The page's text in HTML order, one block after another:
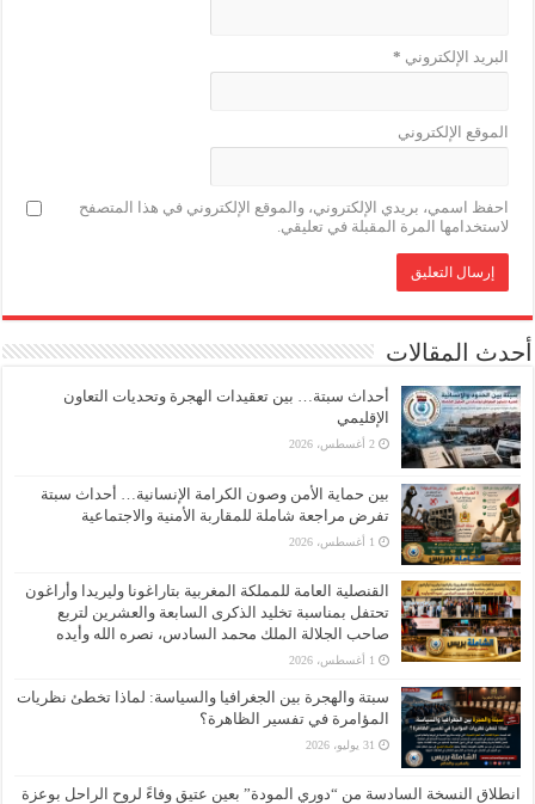
البريد الإلكتروني *
الموقع الإلكتروني
احفظ اسمي، بريدي الإلكتروني، والموقع الإلكتروني في هذا المتصفح
لاستخدامها المرة المقبلة في تعليقي.
أحدث المقالات
أحداث سبتة… بين تعقيدات الهجرة وتحديات التعاون
الإقليمي
2 أغسطس، 2026
بين حماية الأمن وصون الكرامة الإنسانية… أحداث سبتة
تفرض مراجعة شاملة للمقاربة الأمنية والاجتماعية
1 أغسطس، 2026
القنصلية العامة للمملكة المغربية بتاراغونا وليريدا وأراغون
تحتفل بمناسبة تخليد الذكرى السابعة والعشرين لتربع
صاحب الجلالة الملك محمد السادس، نصره الله وأيده
1 أغسطس، 2026
سبتة والهجرة بين الجغرافيا والسياسة: لماذا تخطئ نظريات
المؤامرة في تفسير الظاهرة؟
31 يوليو، 2026
انطلاق النسخة السادسة من “دوري المودة” بعين عتيق وفاءً لروح الراحل بوعزة